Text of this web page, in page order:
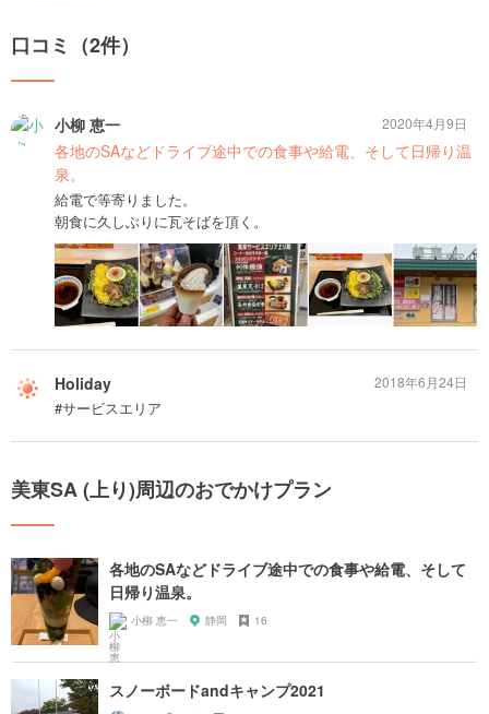
口コミ（2件）
小柳 恵一
各地のSAなどドライブ途中での食事や給電、そして日帰り温
泉。
給電で等寄りました。
朝食に久しぶりに瓦そばを頂く。
2020年4月9日
Holiday
#サービスエリア
2018年6月24日
美東SA (上り)周辺のおでかけプラン
各地のSAなどドライブ途中での食事や給電、そして
日帰り温泉。
小柳 恵一 静岡 16
スノーボードandキャンプ2021